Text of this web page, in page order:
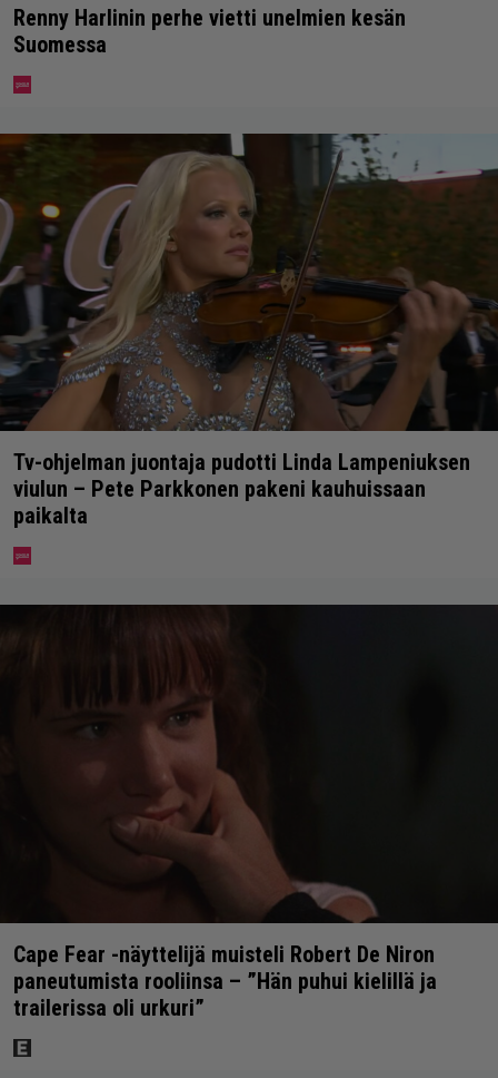
Renny Harlinin perhe vietti unelmien kesän
Suomessa
Tv-ohjelman juontaja pudotti Linda Lampeniuksen
viulun – Pete Parkkonen pakeni kauhuissaan
paikalta
Cape Fear -näyttelijä muisteli Robert De Niron
paneutumista rooliinsa – ”Hän puhui kielillä ja
trailerissa oli urkuri”